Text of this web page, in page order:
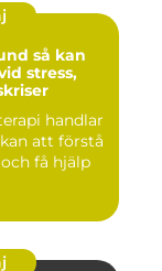
kan
stress,
handlar
att förstå
få hjälp